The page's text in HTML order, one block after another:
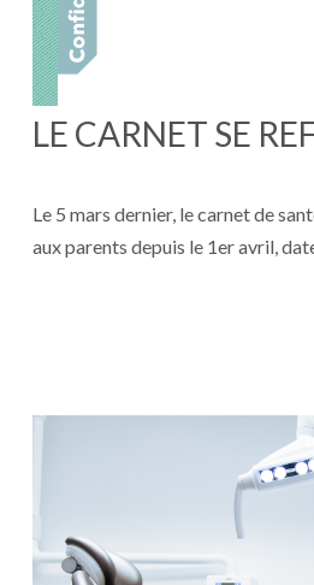
LE CARNET SE
Le 5 mars dernier, le carnet de
aux parents depuis le 1er avril,